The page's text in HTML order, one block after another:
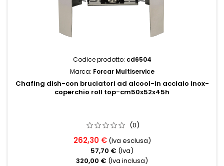
Codice prodotto: cd6504
Marca: Forcar Multiservice
Chafing dish-con bruciatori ad alcool-in acciaio inox-
coperchio roll top-cm50x52x45h
(0)
262,30 € (Iva esclusa)
57,70 € (Iva)
320,00 € (Iva inclusa)